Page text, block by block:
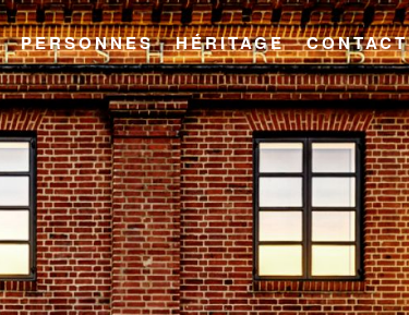
PERSONNES HÉRITAGE CONTACT